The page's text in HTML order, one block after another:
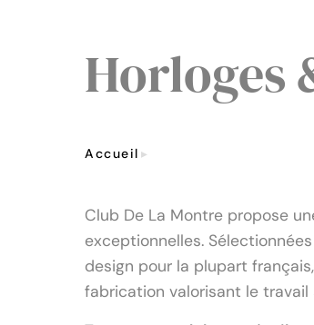
Horloges
Accueil
Club De La Montre propose
exceptionnelles.
design pour la plupart
fabrication valorisant le